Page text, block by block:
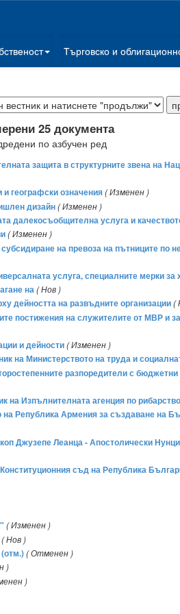
Търговско и
25 документа
по азбучен ред
защита в структурните звена на
географски означения( Изменен )
дизайн( Изменен )
далекосъобщителна услуга и
( Изменен )
на превоза на пътниците по
услуга, специалните мерки
на( Нов )
дейността на развъдните организации(
постижения на служителите от МВР и
и дейности( Изменен )
на Министерството на труда и
разпоредители с
на Изпълнителната агенция по
Република Армения за създаване на
Джузепе Леанца - Апостолически
съд на Република
( Изменен )
( Нов )
( Отменен )
)
)